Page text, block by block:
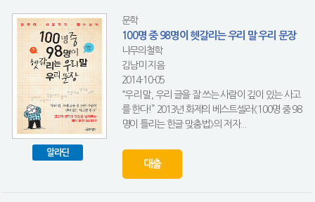
알라딘
문학
100명 중 98명이 헷갈리는 우리 말 우리 문장
나무의철학
김남미 지음
2014-10-05
“우리 말, 우리 글을 잘 쓰는 사람이 깊이 있는 사고
를 한다!” 2013년 화제의 베스트셀러《100명 중 98
명이 틀리는 한글 맞춤법》의 저자...
대출